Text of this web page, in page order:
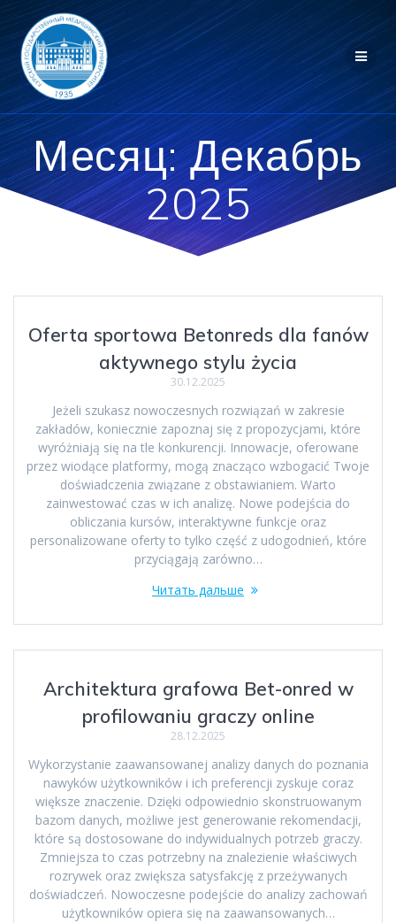
Перейти
к
контенту
Месяц:Декабрь
2025
Oferta sportowa Betonreds dla fanów
aktywnego stylu życia
30.12.2025
Jeżeli szukasz nowoczesnych rozwiązań w zakresie
zakładów, koniecznie zapoznaj się z propozycjami, które
wyróżniają się na tle konkurencji. Innowacje, oferowane
przez wiodące platformy, mogą znacząco wzbogacić Twoje
doświadczenia związane z obstawianiem. Warto
zainwestować czas w ich analizę. Nowe podejścia do
obliczania kursów, interaktywne funkcje oraz
personalizowane oferty to tylko część z udogodnień, które
przyciągają zarówno…
Читать дальше
Architektura grafowa Bet-onred w
profilowaniu graczy online
28.12.2025
Wykorzystanie zaawansowanej analizy danych do poznania
nawyków użytkowników i ich preferencji zyskuje coraz
większe znaczenie. Dzięki odpowiednio skonstruowanym
bazom danych, możliwe jest generowanie rekomendacji,
które są dostosowane do indywidualnych potrzeb graczy.
Zmniejsza to czas potrzebny na znalezienie właściwych
rozrywek oraz zwiększa satysfakcję z przeżywanych
doświadczeń. Nowoczesne podejście do analizy zachowań
użytkowników opiera się na zaawansowanych…